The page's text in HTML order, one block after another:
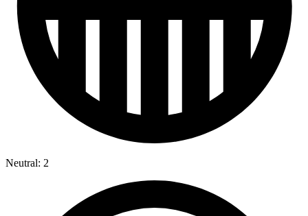
Neutral: 2